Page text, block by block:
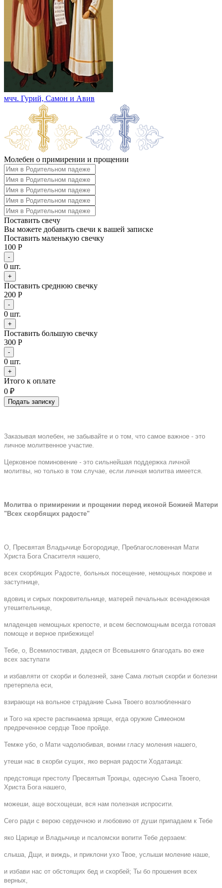
мчч. Гурий, Самон и Авив
Молебен о примирении и прощении
Поставить свечу
Вы можете добавить свечи к вашей записке
Поставить маленькую свечку
100 Р
-
0 шт.
+
Поставить среднюю свечку
200 Р
-
0 шт.
+
Поставить большую свечку
300 Р
-
0 шт.
+
Итого к оплате
0 ₽
Подать записку
Заказывая молебен, не забывайте и о том, что самое важное - это
личное молитвенное участие.
Церковное поминовение - это сильнейшая поддержка личной
молитвы, но только в том случае, если личная молитва имеется.
Молитва о примирении и прощении перед иконой Божией Матери
"Всех скорбящих радосте"
О, Пресвятая Владычице Богородице, Преблагословенная Мати
Христа Бога Спасителя нашего,
всех скорбящих Радосте, больных посещение, немощных покрове и
заступнице,
вдовиц и сирых покровительнице, матерей печальных всенадежная
утешительнице,
младенцев немощных крепосте, и всем беспомощным всегда готовая
помоще и верное прибежище!
Тебе, о, Всемилостивая, дадеся от Всевышняго благодать во еже
всех заступати
и избавляти от скорби и болезней, зане Сама лютыя скорби и болезни
претерпела еси,
взирающи на вольное страдание Сына Твоего возлюбленнаго
и Того на кресте распинаема зрящи, егда оружие Симеоном
предреченное сердце Твое пройде.
Темже убо, о Мати чадолюбивая, вонми гласу моления нашего,
утеши нас в скорби сущих, яко верная радости Ходатаица:
предстоящи престолу Пресвятыя Троицы, одесную Сына Твоего,
Христа Бога нашего,
можеши, аще восхощеши, вся нам полезная испросити.
Сего ради с верою сердечною и любовию от души припадаем к Тебе
яко Царице и Владычице и псаломски вопити Тебе дерзаем:
слыша, Дщи, и виждь, и приклони ухо Твое, услыши моление наше,
и избави нас от обстоящих бед и скорбей; Ты бо прошения всех
верных,